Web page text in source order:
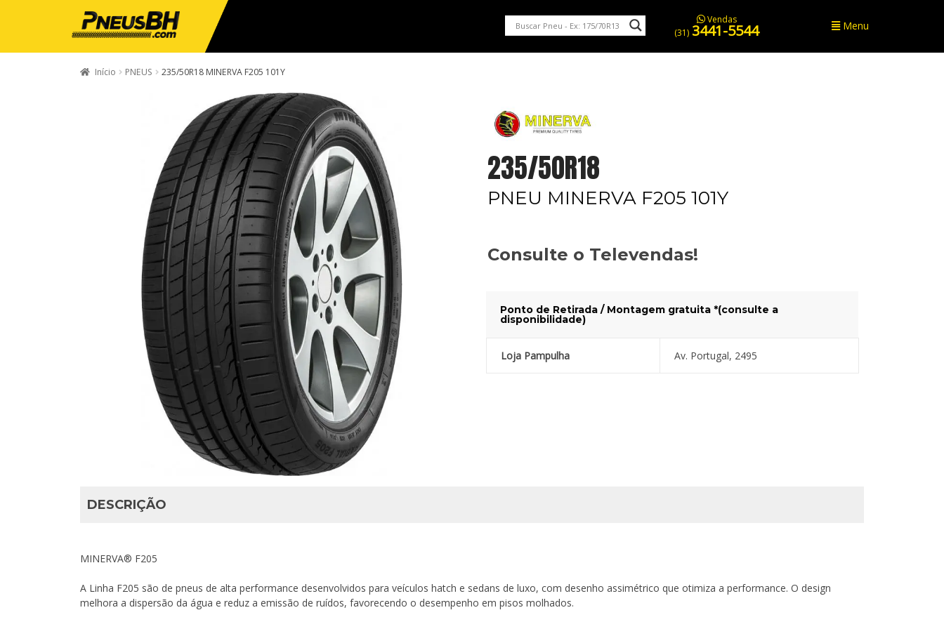
Vendas
(31) 3441-5544 Menu
Início PNEUS 235/50R18 MINERVA F205 101Y
235/50R18
PNEU MINERVA F205 101Y
Consulte o Televendas!
Ponto de Retirada / Montagem gratuita *(consulte a
disponibilidade)
Loja Pampulha Av. Portugal, 2495
DESCRIÇÃO
MINERVA® F205
A Linha F205 são de pneus de alta performance desenvolvidos para veículos hatch e sedans de luxo, com desenho assimétrico que otimiza a performance. O design
melhora a dispersão da água e reduz a emissão de ruídos, favorecendo o desempenho em pisos molhados.